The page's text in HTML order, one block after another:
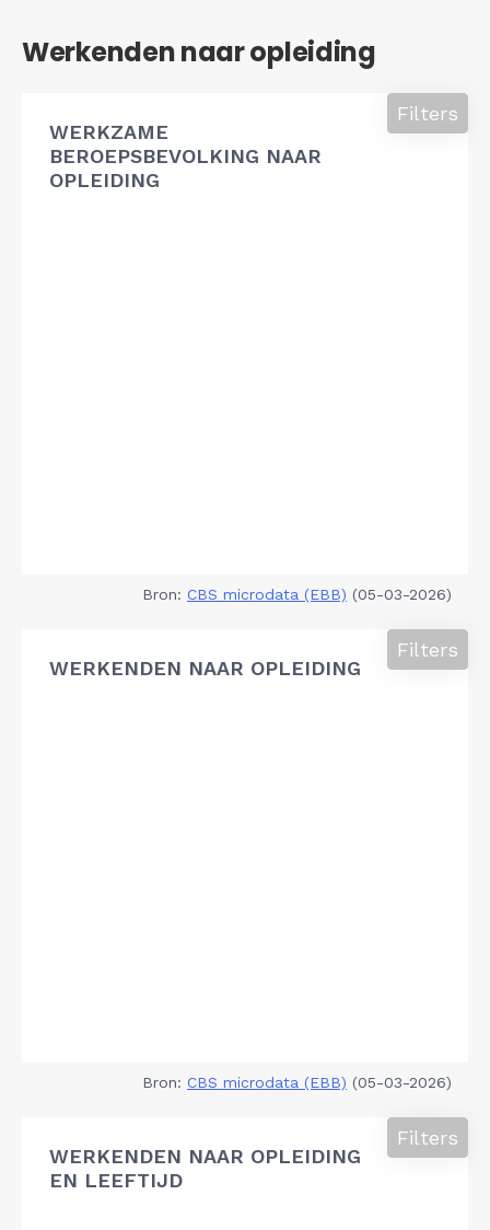
Werkenden naar opleiding
WERKZAME
BEROEPSBEVOLKING NAAR
OPLEIDING
Filters
Bron: CBS microdata (EBB) (05-03-2026)
WERKENDEN NAAR OPLEIDING
Filters
Bron: CBS microdata (EBB) (05-03-2026)
WERKENDEN NAAR OPLEIDING
EN LEEFTIJD
Filters